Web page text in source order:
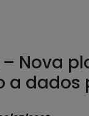
Nova
a dados